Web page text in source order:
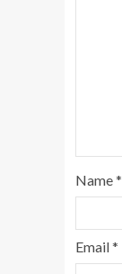
Name*
Email*